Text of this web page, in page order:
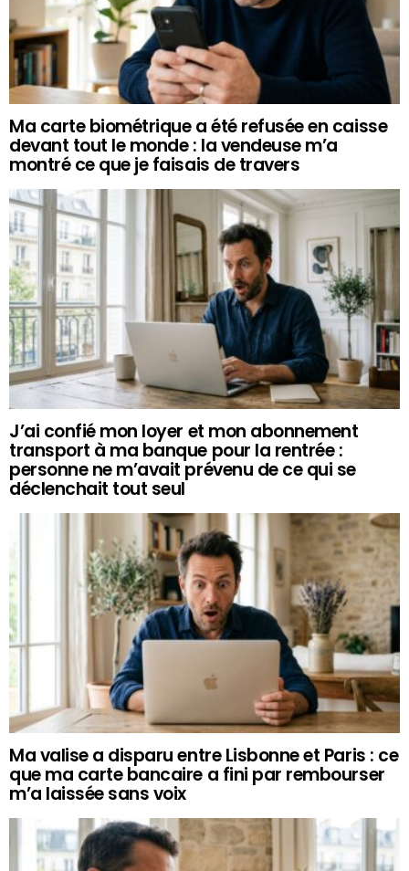
Ma carte biométrique a été refusée en caisse
devant tout le monde : la vendeuse m’a
montré ce que je faisais de travers
J’ai confié mon loyer et mon abonnement
transport à ma banque pour la rentrée :
personne ne m’avait prévenu de ce qui se
déclenchait tout seul
Ma valise a disparu entre Lisbonne et Paris : ce
que ma carte bancaire a fini par rembourser
m’a laissée sans voix